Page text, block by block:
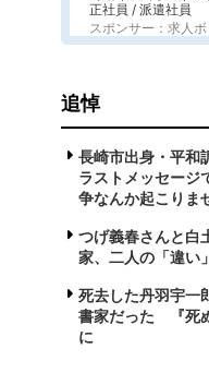
正社員 / 派遣社員
スポンサー：求人
追悼
長崎市出身・平和
ラストメッセー
争なんか起こりま
つげ義春さんと
家、二人の「違い
死去した丹羽宇一
書家だった 『死
に